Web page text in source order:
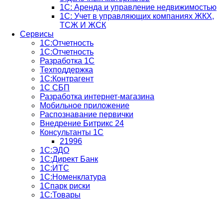
1С: Аренда и управление недвижимостью
1C: Учет в управляющих компаниях ЖКХ,
ТСЖ И ЖСК
Сервисы
1С:Отчетность
1С:Отчетность
Разработка 1С
Техподдержка
1С:Контрагент
1С СБП
Разработка интернет-магазина
Мобильное приложение
Распознавание первички
Внедрение Битрикс 24
Консультанты 1С
21996
1С:ЭДО
1С:Директ Банк
1С:ИТС
1С:Номенклатура
1Спарк риски
1С:Товары